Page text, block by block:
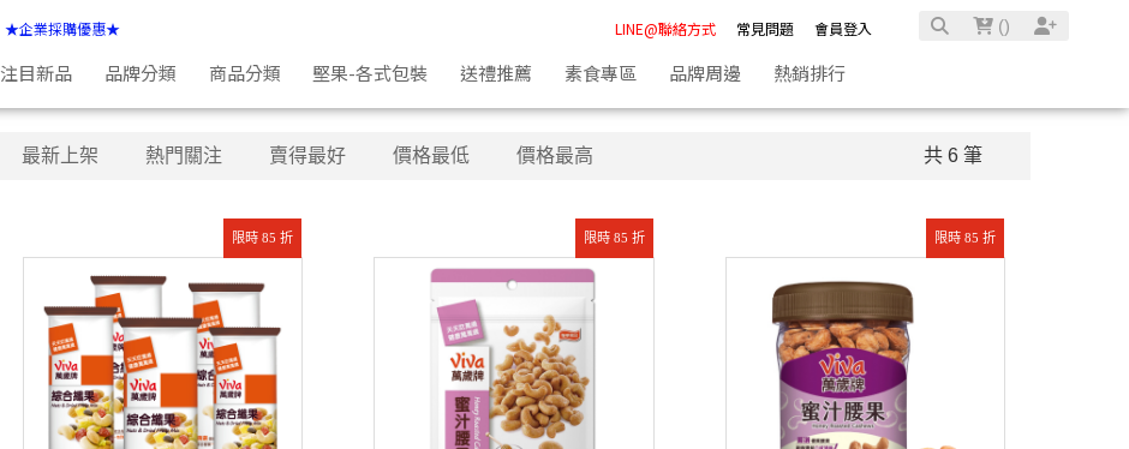
★企業採購優惠★ LINE@聯絡方式 常見問題 會員登入 ()
注目新品 品牌分類 商品分類 堅果-各式包裝 送禮推薦 素食專區 品牌周邊 熱銷排行
最新上架 熱門關注 賣得最好 價格最低 價格最高 共 6 筆
限時 85 折 限時 85 折 限時 85 折